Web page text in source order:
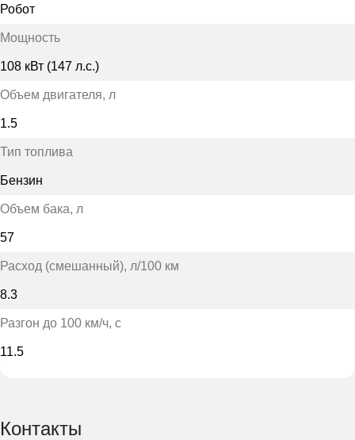
Робот
Мощность
108 кВт (147 л.с.)
Объем двигателя, л
1.5
Тип топлива
Бензин
Объем бака, л
57
Расход (смешанный), л/100 км
8.3
Разгон до 100 км/ч, с
11.5
Контакты